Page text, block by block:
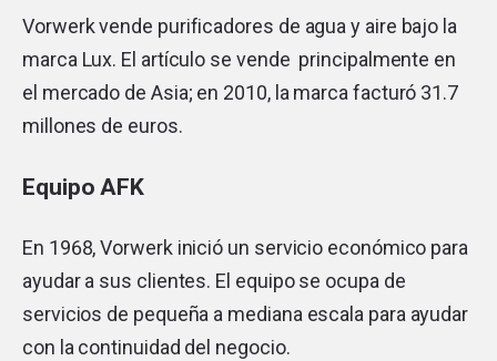
Vorwerk vende purificadores de agua y aire bajo la
marca Lux. El artículo se vende principalmente en
el mercado de Asia; en 2010, la marca facturó 31.7
millones de euros.
Equipo AFK
En 1968, Vorwerk inició un servicio económico para
ayudar a sus clientes. El equipo se ocupa de
servicios de pequeña a mediana escala para ayudar
con la continuidad del negocio.